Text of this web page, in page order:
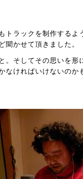
トラックを制作する
聞かせて頂きました。
。そしてその思いを形
なければいけないのか